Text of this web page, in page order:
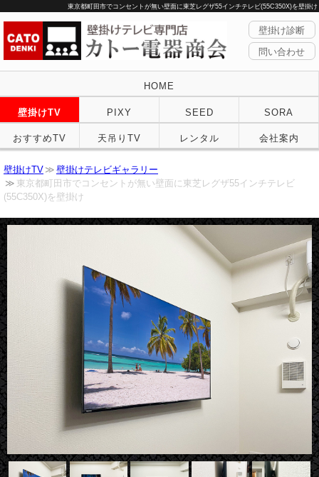
東京都町田市でコンセントが無い壁面に東芝レグザ55インチテレビ(55C350X)を壁掛け
壁掛け診断
問い合わせ
HOME
壁掛けTV PIXY SEED SORA
おすすめTV 天吊りTV レンタル 会社案内
壁掛けTV
壁掛けテレビギャラリー
東京都町田市でコンセントが無い壁面に東芝レグザ55インチテレビ
(55C350X)を壁掛け